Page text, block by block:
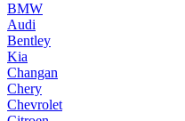
BMW
Audi
Bentley
Kia
Changan
Chery
Chevrolet